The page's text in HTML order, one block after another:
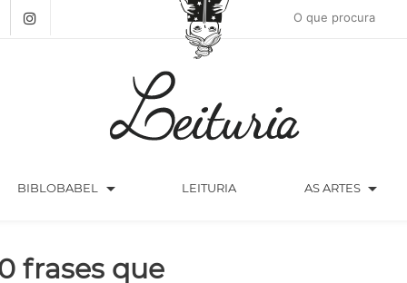
BIBLOBABEL arrow_drop_down LEITURIA AS ARTES arrow_drop_down
frases que